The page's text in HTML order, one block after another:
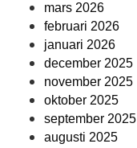
mars 2026
februari 2026
januari 2026
december 2025
november 2025
oktober 2025
september 2025
augusti 2025